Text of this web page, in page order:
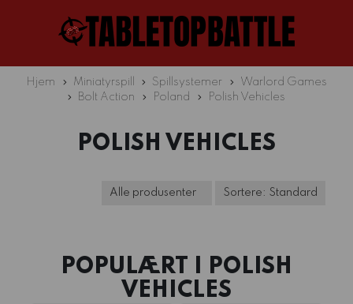
Hjem Miniatyrspill Spillsystemer
Warlord Games
Bolt Action
Poland Polish Vehicles
POLISH VEHICLES
POPULÆRT I POLISH
VEHICLES